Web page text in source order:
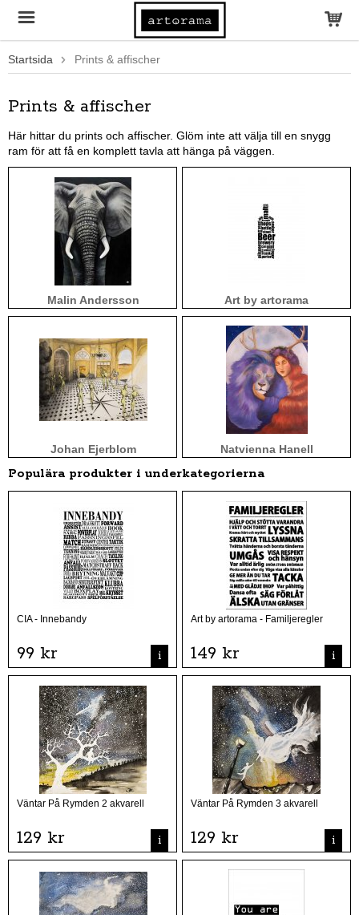
Startsida Prints & affischer
Prints & affischer
Här hittar du prints och affischer. Glöm inte att välja till en snygg
ram för att få en komplett tavla att hänga på väggen.
Malin Andersson Art by artorama
Johan Ejerblom Natvienna Hanell
Populära produkter i underkategorierna
CIA - Innebandy
99 kr i
Art by artorama - Familjeregler
149 kr i
Väntar På Rymden 2 akvarell
129 kr i
Väntar På Rymden 3 akvarell
129 kr i